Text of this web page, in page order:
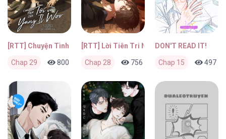
[RTT] Chuyện Tình Của Tôi Và Yang Il Woo
Chap 29 800 0 2 tháng trước
[RTT] Lời Tiên Tri Ngọt Ngào Trong Nét
Chap 28 756 0 2 tháng trước
DON'T READ IT!
Chap 15 497